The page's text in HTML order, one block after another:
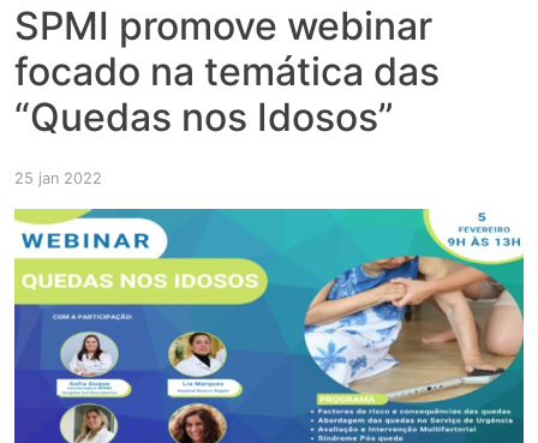
SPMI promove webinar
focado na temática das
“Quedas nos Idosos”
25 jan 2022